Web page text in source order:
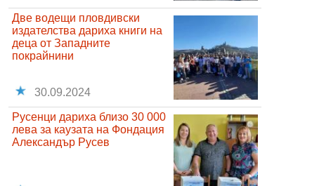
Две водещи пловдивски
издателства дариха книги на
деца от Западните
покрайнини
30.09.2024
Русенци дариха близо 30 000
лева за каузата на Фондация
Александър Русев